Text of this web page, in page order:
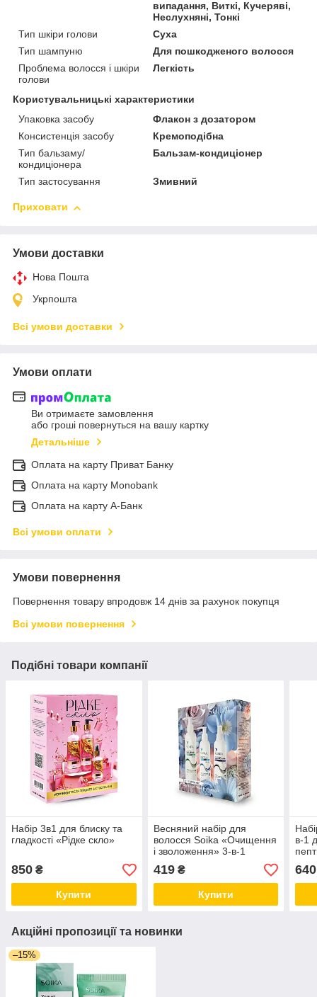
випадання, Виткі, Кучеряві,
Неслухняні, Тонкі
Тип шкіри голови
Суха
Тип шампуню
Для пошкодженого волосся
Проблема волосся і шкіри
голови
Легкість
Користувальницькі характеристики
Упаковка засобу
Флакон з дозатором
Консистенція засобу
Кремоподібна
Тип бальзаму/
кондиціонера
Бальзам-кондиціонер
Тип застосування Змивний
Приховати
Умови доставки
Нова Пошта
Укрпошта
Всі умови доставки
Умови оплати
Ви отримаєте замовлення
або гроші повернуться на вашу картку
Детальніше
Оплата на карту Приват Банку
Оплата на карту Monobank
Оплата на карту А-Банк
Всі умови оплати
Умови повернення
Повернення товару впродовж 14 днів за рахунок покупця
Всі умови повернення
Подібні товари компанії
Набір 3в1 для блиску та
гладкості «Рідке скло»
850 ₴
Купити
Весняний набір для
волосся Soika «Очищення
і зволоження» 3-в-1
419₴
Купити
в-1
640
Акційні пропозиції та новинки
–15%